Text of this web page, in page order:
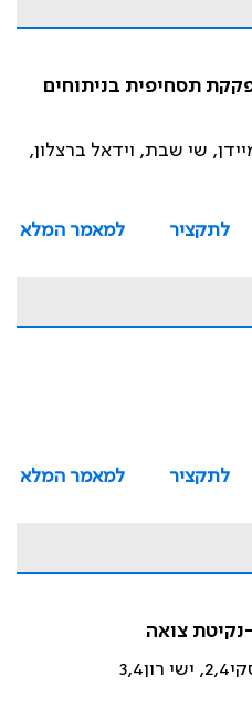
תסחיפית בניתוחים
שי שבת, וידאל ברצלון,
לתקציר
למאמר המלא
לתקציר
למאמר המלא
צואה